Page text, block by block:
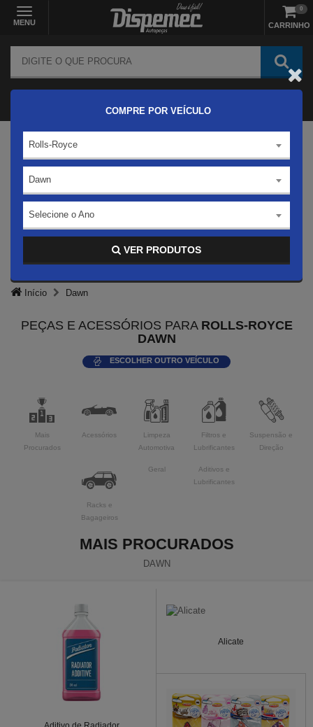
MENU CARRINHO
0
COMPRE POR VEÍCULO
Rolls-Royce
Dawn
Selecione o Ano
VER PRODUTOS
Início Dawn
PEÇAS E ACESSÓRIOS PARA ROLLS-ROYCE
DAWN
ESCOLHER OUTRO VEÍCULO
Mais
Procurados
Acessórios
Limpeza
Automotiva
Filtros e
Lubrificantes
Suspensão e
Direção
Racks e
Bagageiros
Geral
Aditivos e
Lubrificantes
MAIS PROCURADOS
DAWN
Alicate